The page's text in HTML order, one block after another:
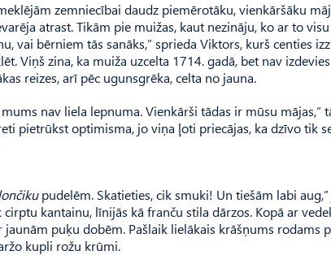
zemniecībai daudz piemērotāku, vienkāršāku
atrast. Tikām pie muižas, kaut nezināju, ko ar to
vai bērniem tās sanāks,” sprieda Viktors, kurš centies
Viņš zina, ka muiža uzcelta 1714. gadā, bet nav
reizes, arī pēc ugunsgrēka, celta no jauna.
nav liela lepnuma. Vienkārši tādas ir mūsu mājas,”
pietrūkst optimisma, jo viņa ļoti priecājas, ka dzīvo tik
pudelēm. Skatieties, cik smuki! Un tiešām labi
kantainu, līnijās kā franču stila dārzos. Kopā ar
puķu dobēm. Pašlaik lielākais krāšņums rodams
kupli rožu krūmi.